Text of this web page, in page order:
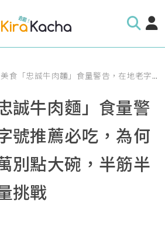
誠牛肉麵」食量警告，在地老字號推薦必吃，為何網路瘋傳千萬別點大碗，半筋半肉牛肉麵份量挑戰
誠牛肉麵」食量警
號推薦必吃，為何
別點大碗，半筋半
挑戰